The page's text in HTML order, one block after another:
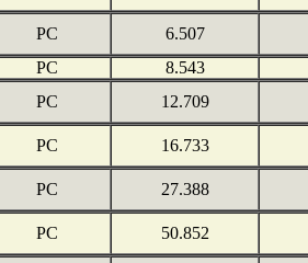
PC 6.507
PC 8.543
PC 12.709
PC 16.733
PC 27.388
PC 50.852